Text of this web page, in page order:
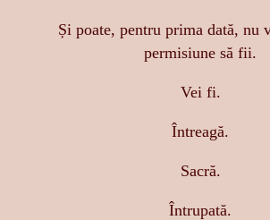
Și poate, pentru prima dată, nu
permisiune să fii.
Vei fi.
Întreagă.
Sacră.
Întrupată.